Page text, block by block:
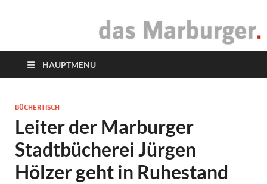
das Marburger.
HAUPTMENÜ
BÜCHERTISCH
Leiter der Marburger
Stadtbücherei Jürgen
Hölzer geht in Ruhestand